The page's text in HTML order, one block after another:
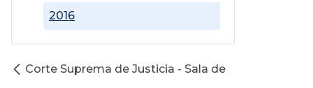
2016
Corte Suprema de Justicia - Sala de